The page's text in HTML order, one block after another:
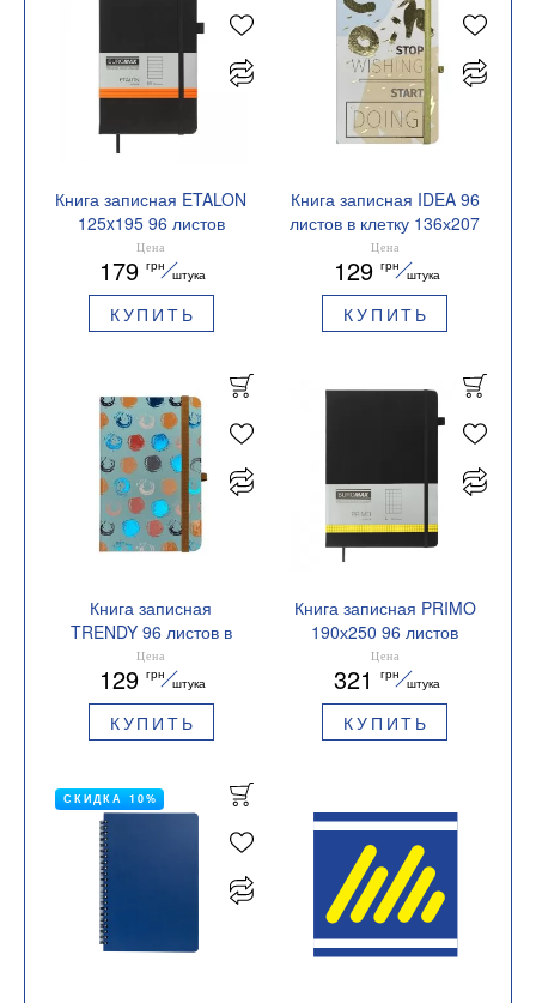
Книга записная ETALON
125x195 96 листов
линия BUROMAX
BM.291260
Цена
179 грн
штука
КУПИТЬ
Книга записная IDEA 96
листов в клетку 136х207
мм BUROMAX
BM.255104
Цена
129 грн
штука
КУПИТЬ
Книга записная
TRENDY 96 листов в
клетку 136х207 мм
BUROMAX BM.255111
Цена
129 грн
штука
КУПИТЬ
Книга записная PRIMO
190х250 96 листов
клетка BUROMAX
BM.292161
Цена
321 грн
штука
КУПИТЬ
СКИДКА 10%